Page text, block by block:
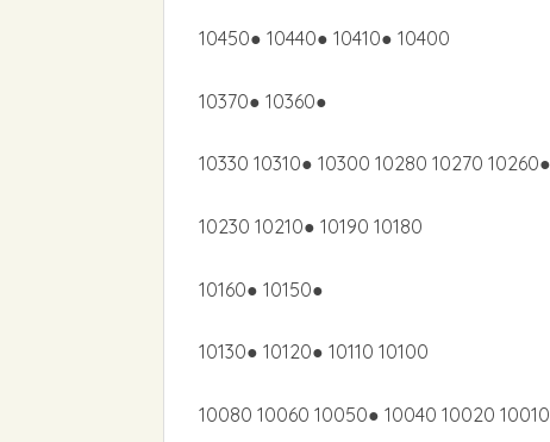
10450● 10440● 10410● 10400
10370● 10360●
10330 10310● 10300 10280 10270
10230 10210● 10190 10180
10160● 10150●
10130● 10120● 10110 10100
10080 10060 10050● 10040 10020